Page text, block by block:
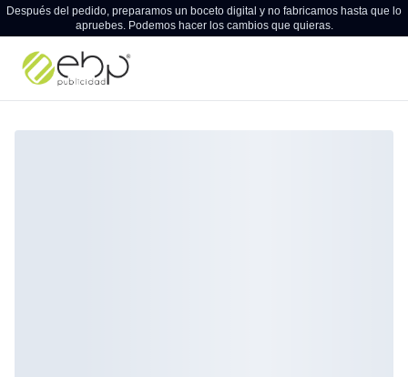
Después del pedido, preparamos un boceto digital y no fabricamos hasta que lo
apruebes. Podemos hacer los cambios que quieras.